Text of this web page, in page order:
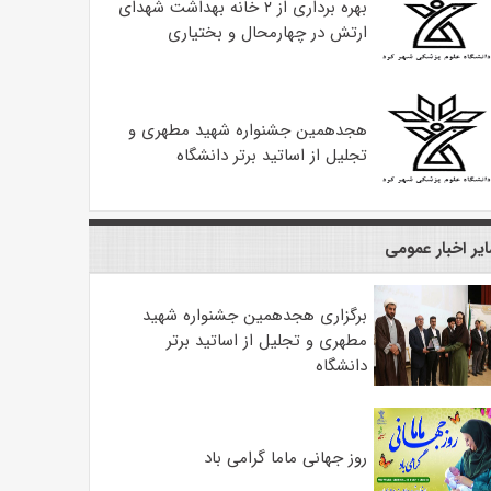
بهره ‌برداری از ۲ خانه بهداشت شهدای
ارتش در چهارمحال و بختیاری
هجدهمین جشنواره شهید مطهری و
تجلیل از اساتید برتر دانشگاه
اخبار عمومی
برگزاری هجدهمین جشنواره شهید
مطهری و تجلیل از اساتید برتر
دانشگاه
روز جهانی ماما گرامی باد